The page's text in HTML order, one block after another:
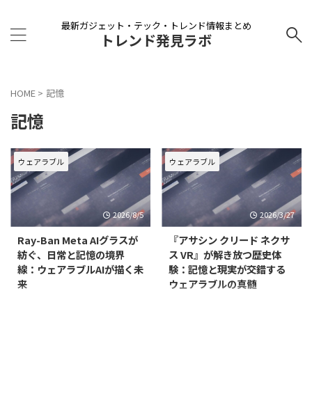
最新ガジェット・テック・トレンド情報まとめ
トレンド発見ラボ
HOME > 記憶
記憶
ウェアラブル
2026/8/5
Ray-Ban Meta AIグラスが
紡ぐ、日常と記憶の境界
線：ウェアラブルAIが描く未
来
ウェアラブル
2026/3/27
『アサシン クリード ネクサ
ス VR』が解き放つ歴史体
験：記憶と現実が交錯する
ウェアラブルの真髄